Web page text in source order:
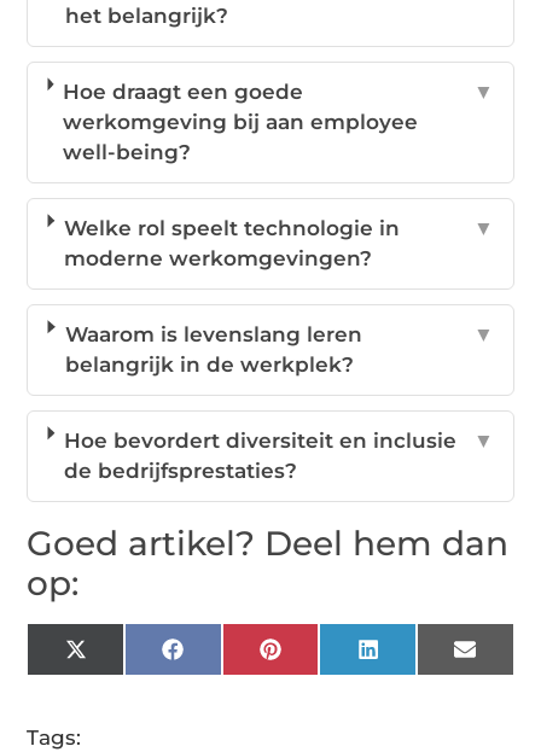
het belangrijk?
Hoe draagt een goede
werkomgeving bij aan employee
well-being?
▼
Welke rol speelt technologie in
moderne werkomgevingen?
▼
Waarom is levenslang leren
belangrijk in de werkplek?
▼
Hoe bevordert diversiteit en inclusie
de bedrijfsprestaties?
▼
Goed artikel? Deel hem dan
op:
X
(Twitter)
FacebookPinterestLinkedIn Email
Tags: